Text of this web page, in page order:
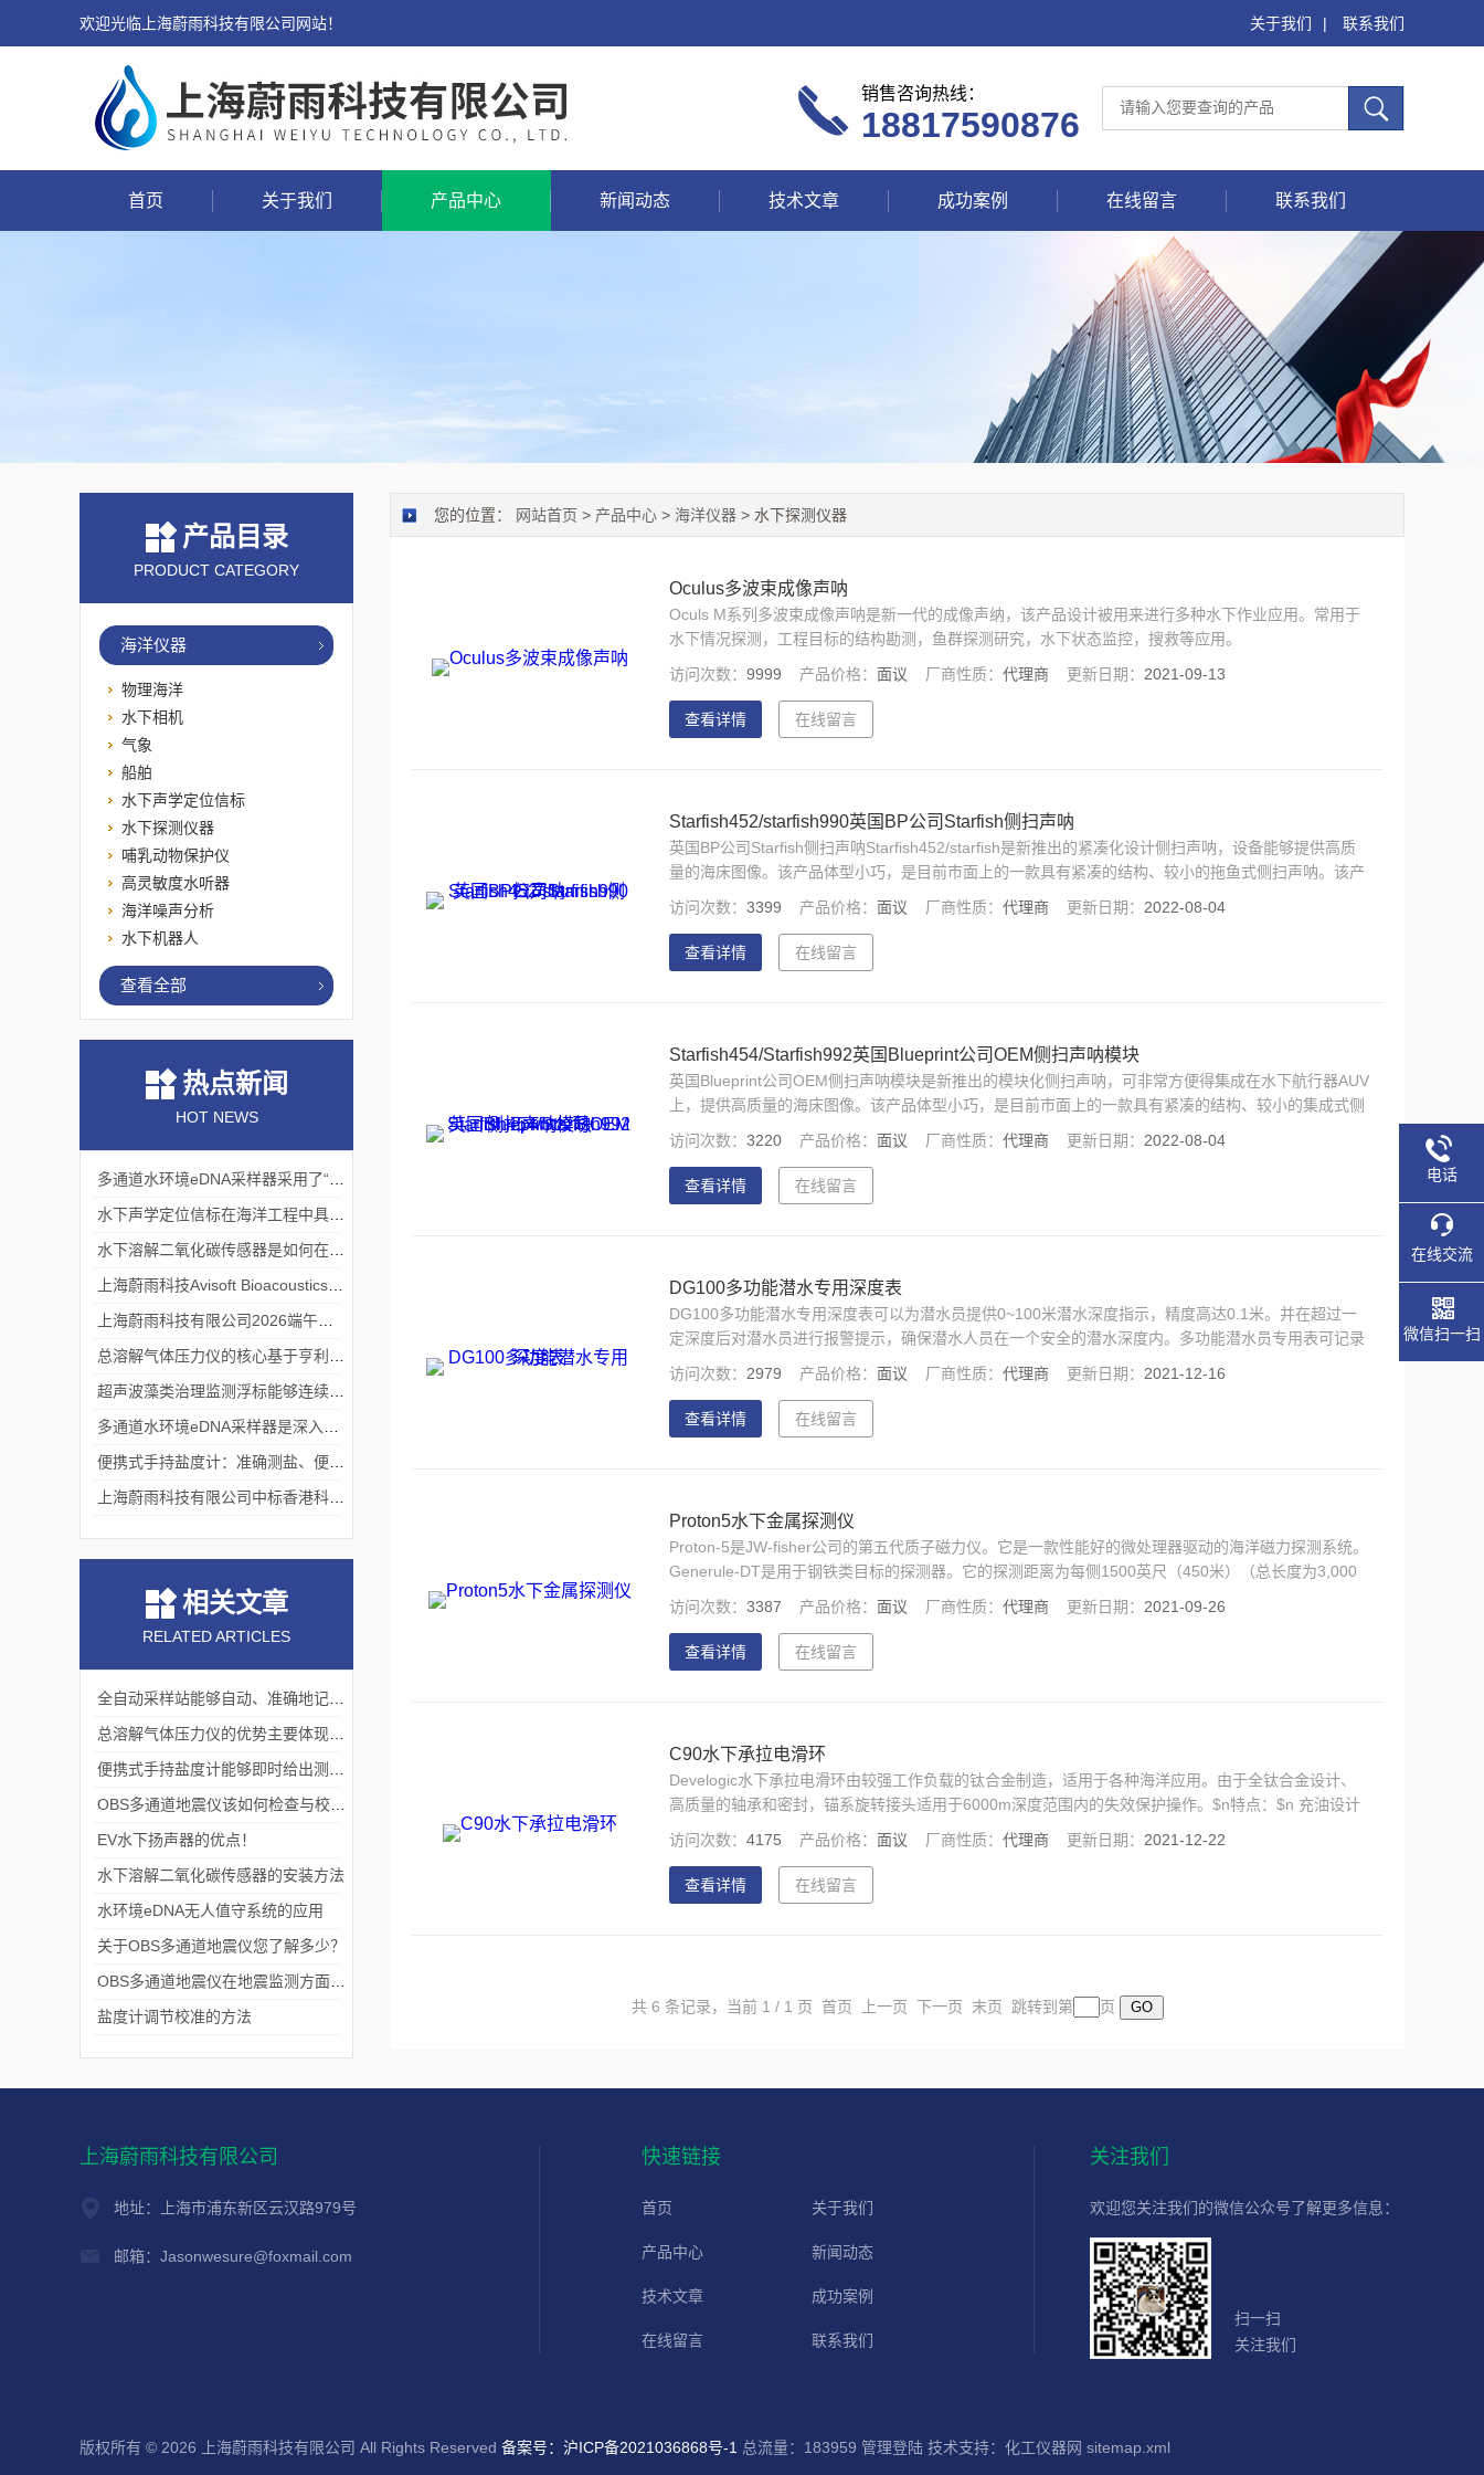
欢迎光临上海蔚雨科技有限公司网站！ 关于我们 | 联系我们
销售咨询热线：
18817590876
首页 关于我们 产品中心 新闻动态 技术文章 成功案例 在线留言 联系我们
产品目录
PRODUCT CATEGORY
海洋仪器
物理海洋
水下相机
气象
船舶
水下声学定位信标
水下探测仪器
哺乳动物保护仪
高灵敏度水听器
海洋噪声分析
水下机器人
查看全部
热点新闻
HOT NEWS
相关文章
RELATED ARTICLES
EV水下扬声器的优点！
水下溶解二氧化碳传感器的安装方法
​水环境eDNA无人值守系统的应用
关于OBS多通道地震仪您了解多少？
盐度计调节校准的方法
您的位置： 网站首页 > 产品中心 > 海洋仪器 > 水下探测仪器
Oculus多波束成像声呐
Oculs M系列多波束成像声呐是新一代的成像声纳，该产品设计被用来进行多种水下作业应用。常用于
水下情况探测，工程目标的结构勘测，鱼群探测研究，水下状态监控，搜救等应用。
访问次数：9999 产品价格：面议 厂商性质：代理商 更新日期： 2021-09-13
查看详情 在线留言
Starfish452/starfish990英国BP公司Starfish侧扫声呐
英国BP公司Starfish侧扫声呐Starfish452/starfish是新推出的紧凑化设计侧扫声呐，设备能够提供高质
量的海床图像。该产品体型小巧，是目前市面上的一款具有紧凑的结构、较小的拖鱼式侧扫声呐。该产
品操作简便，可实现单人操作，适用于小于30米深浅水水域进行调查或搜救。尤其适用于港口安全搜
索、测绘、内和湖泊水下调查、船搜索及水下救援等水较浑浊的情况。
访问次数：3399 产品价格：面议 厂商性质：代理商 更新日期： 2022-08-04
查看详情 在线留言
Starfish454/Starfish992英国Blueprint公司OEM侧扫声呐模块
英国Blueprint公司OEM侧扫声呐模块是新推出的模块化侧扫声呐，可非常方便得集成在水下航行器AUV
上，提供高质量的海床图像。该产品体型小巧，是目前市面上的一款具有紧凑的结构、较小的集成式侧
扫声呐。该产品操作简便，可实现单人操作，适用于小于30米深浅水水域进行调查或搜救。尤其适用于
港口安全搜索、测绘、内和湖泊水下调查、船搜索及水下救援等水较浑浊的情况。
访问次数：3220 产品价格：面议 厂商性质：代理商 更新日期： 2022-08-04
查看详情 在线留言
DG100多功能潜水专用深度表
DG100多功能潜水专用深度表可以为潜水员提供0~100米潜水深度指示，精度高达0.1米。并在超过一
定深度后对潜水员进行报警提示，确保潜水人员在一个安全的潜水深度内。多功能潜水员专用表可记录
潜水员的潜水停留时间及水面停留时间，因此无论何时，潜水眼都可知道当前的下潜时间及到达的最深
深度等信息。
访问次数： 2979 产品价格：面议 厂商性质：代理商 更新日期： 2021-12-16
查看详情 在线留言
Proton5水下金属探测仪
Proton-5是JW-fisher公司的第五代质子磁力仪。它是一款性能好的微处理器驱动的海洋磁力探测系统。
Generule-DT是用于钢铁类目标的探测器。它的探测距离为每侧1500英尺（450米）（总长度为3,000
英尺），可让您快速，全面地搜索广阔的区域。 Proton-5也是定位各种较小目标的理想选择，如管道，
锚，链，加农炮，疏浚设备等。
访问次数：3387 产品价格：面议 厂商性质：代理商 更新日期： 2021-09-26
查看详情 在线留言
C90水下承拉电滑环
Develogic水下承拉电滑环由较强工作负载的钛合金制造，适用于各种海洋应用。由于全钛合金设计、
高质量的轴承和密封，锚系旋转接头适用于6000m深度范围内的失效保护操作。$n特点：$n 充油设计
和*的压力平衡系统确保了自由旋转和扭矩释放，从而确保了锚系系统在各种环境下设置高涡流环境下的
缠绕。工作负载根据需要配置， 300kN。
访问次数：4175 产品价格：面议 厂商性质：代理商 更新日期： 2021-12-22
查看详情 在线留言
共 6 条记录，当前 1 / 1 页 首页 上一页 下一页 末页 跳转到第 页
上海蔚雨科技有限公司
地址：上海市浦东新区云汉路979号
邮箱：Jasonwesure@foxmail.com
快速链接
首页 关于我们
产品中心 新闻动态
技术文章 成功案例
在线留言 联系我们
关注我们
欢迎您关注我们的微信公众号了解更多信息：
扫一扫
关注我们
版权所有 © 2026 上海蔚雨科技有限公司 All Rights Reserved 备案号：沪ICP备2021036868号-1 总流量：183959 管理登陆 技术支持： 化工仪器网 sitemap.xml
电话
在线交流
微信扫一扫